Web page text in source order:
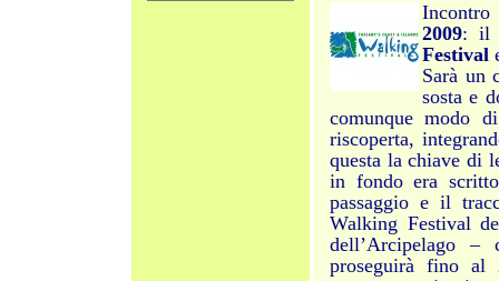
2009: il
Festival
Sarà un
sosta e
comunque modo
riscoperta,
questa la chiave di
in fondo era
passaggio e il
Walking Festival d
dell’Arcipelago
proseguirà fino al